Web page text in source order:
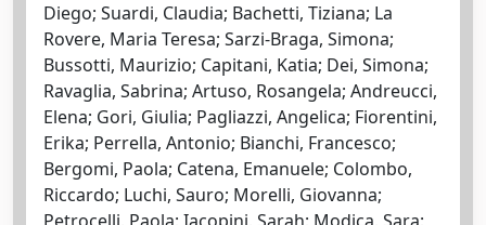
Diego; Suardi, Claudia; Bachetti, Tiziana; La
Rovere, Maria Teresa; Sarzi-Braga, Simona;
Bussotti, Maurizio; Capitani, Katia; Dei, Simona;
Ravaglia, Sabrina; Artuso, Rosangela; Andreucci,
Elena; Gori, Giulia; Pagliazzi, Angelica; Fiorentini,
Erika; Perrella, Antonio; Bianchi, Francesco;
Bergomi, Paola; Catena, Emanuele; Colombo,
Riccardo; Luchi, Sauro; Morelli, Giovanna;